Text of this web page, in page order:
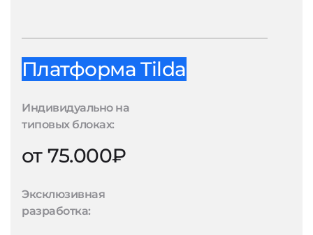
Платформа Tilda
Индивидуально на
типовых блоках:
от 75.000₽
Эксклюзивная
разработка: